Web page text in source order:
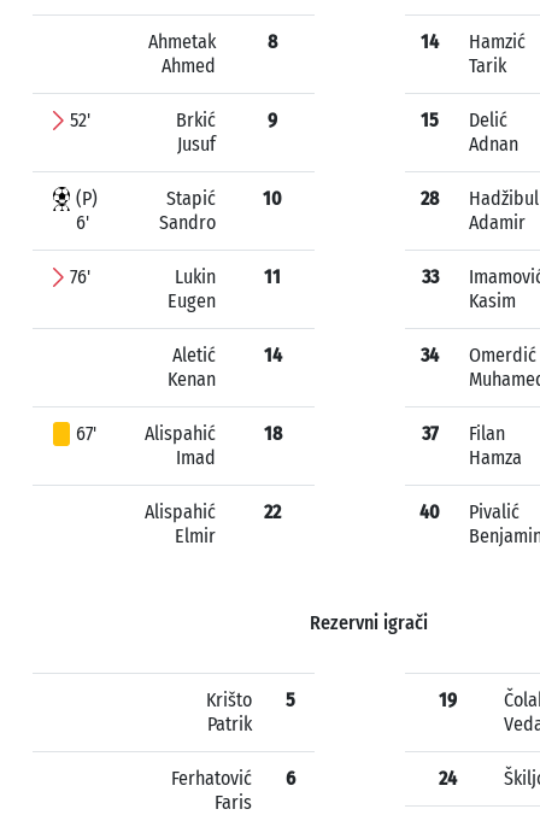
Ahmetak
Ahmed
8
52'
Brkić
Jusuf
9
(P)
6'
Stapić
Sandro
10
76'
Lukin
Eugen
11
Aletić
Kenan
14
67'
Alispahić
Imad
18
Alispahić
Elmir
22
14
Hamzić
Tarik
15
Delić
Adnan
28
Adamir
33
Kasim
34
Omerdić
37
Filan
Hamza
40
Pivalić
Rezervni igrači
Krišto
Patrik
5
Ferhatović
Faris
6
19
24